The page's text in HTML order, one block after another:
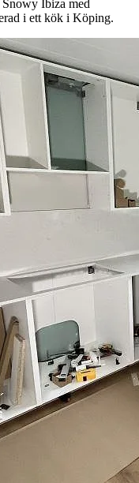
Ibiza med
i ett kök i Köping.